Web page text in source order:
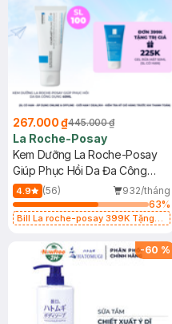
267.000 ₫445.000 ₫
La Roche-Posay
Kem Dưỡng La Roche-Posay
Giúp Phục Hồi Da Đa Công
Dụng 40ml
4.9 (56)
932/tháng
63%
Bill La roche-posay 399K Tặng
(SL có hạn)
-60 %